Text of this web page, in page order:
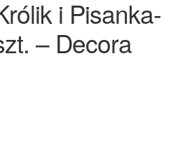
i Pisanka-
– Decora